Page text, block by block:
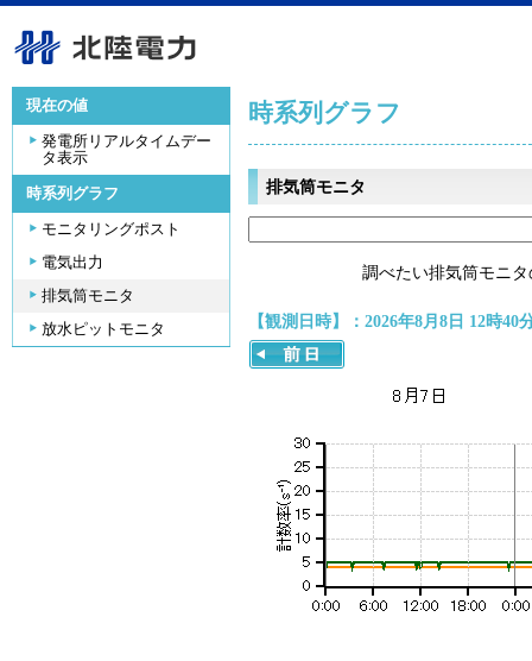
現在の値
発電所リアルタイムデー
タ表示
時系列グラフ
モニタリングポスト
電気出力
排気筒モニタ
放水ピットモニタ
時系列グラフ
排気筒モニタ
調べたい排気筒モニ
【観測日時】：2026年8月8日 12時40